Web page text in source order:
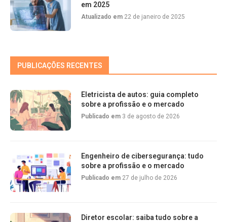
em 2025
Atualizado em 22 de janeiro de 2025
PUBLICAÇÕES RECENTES
Eletricista de autos: guia completo
sobre a profissão e o mercado
Publicado em 3 de agosto de 2026
Engenheiro de cibersegurança: tudo
sobre a profissão e o mercado
Publicado em 27 de julho de 2026
Diretor escolar: saiba tudo sobre a